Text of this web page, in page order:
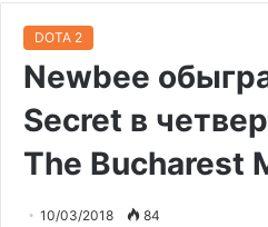
DOTA 2
Newbee
Secret в
The Bucharest
10/03/2018 84